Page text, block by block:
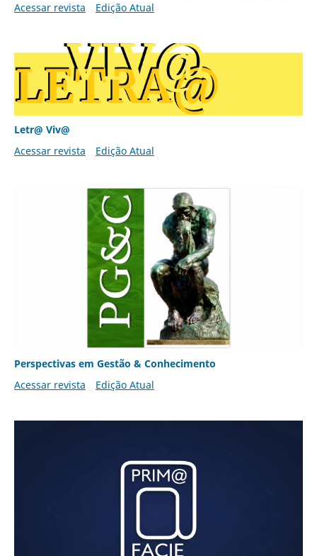
Acessar revista
Edição Atual
Letr@ Viv@
Acessar revista
Edição Atual
Perspectivas em Gestão & Conhecimento
Acessar revista
Edição Atual